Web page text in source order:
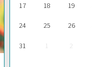
17 18 19
24 25 26
31 1 2